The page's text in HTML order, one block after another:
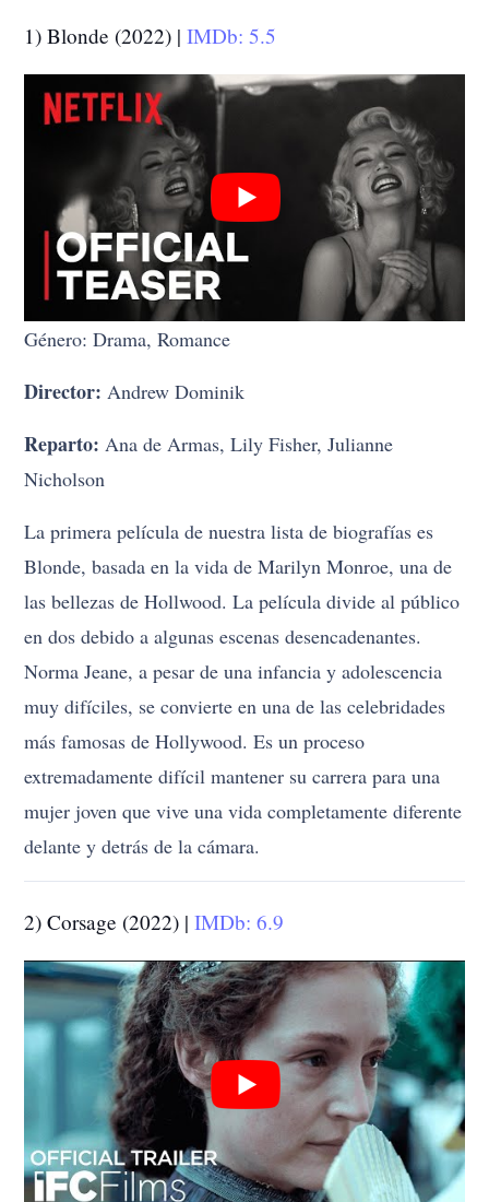
1) Blonde (2022) |IMDb: 5.5
Género: Drama, Romance
Director: Andrew Dominik
Reparto: Ana de Armas, Lily Fisher, Julianne
Nicholson
La primera película de nuestra lista de biografías es
Blonde, basada en la vida de Marilyn Monroe, una de
las bellezas de Hollwood. La película divide al público
en dos debido a algunas escenas desencadenantes.
Norma Jeane, a pesar de una infancia y adolescencia
muy difíciles, se convierte en una de las celebridades
más famosas de Hollywood. Es un proceso
extremadamente difícil mantener su carrera para una
mujer joven que vive una vida completamente diferente
delante y detrás de la cámara.
2) Corsage (2022) |IMDb: 6.9